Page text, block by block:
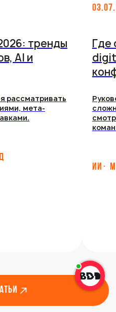
тренды
AI и
рассматривать
мета-
Где
ИИ